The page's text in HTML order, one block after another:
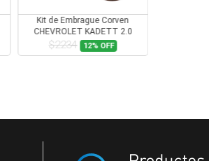
Kit de Embrague Corven
CHEVROLET KADETT 2.0
$2234 12% OFF